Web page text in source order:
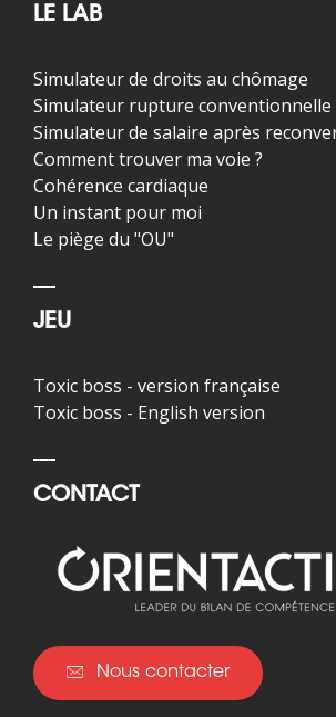
LE LAB
Simulateur de droits au chômage
Simulateur rupture conventionnelle
Simulateur de salaire après
Comment trouver ma voie ?
Cohérence cardiaque
Un instant pour moi
Le piège du "OU"
JEU
Toxic boss - version française
Toxic boss - English version
CONTACT
Nous contacter